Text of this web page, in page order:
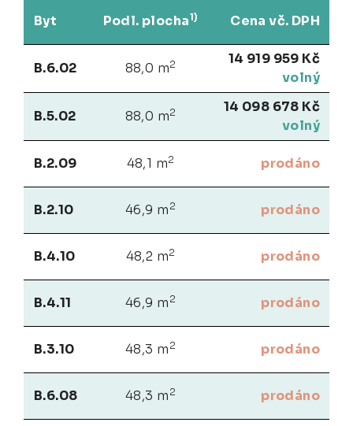
Byt Podl. plocha1) Cena vč. DPH
B.6.02 88,0 m2
14 919 959 Kč
volný
B.5.02 88,0 m2
14 098 678 Kč
volný
B.2.09 48,1 m2 prodáno
B.2.10 46,9 m 2 prodáno
B.4.10 48,2 m2 prodáno
B.4.11 46,9 m 2 prodáno
B.3.10 48,3 m 2 prodáno
B.6.08 48,3 m 2 prodáno